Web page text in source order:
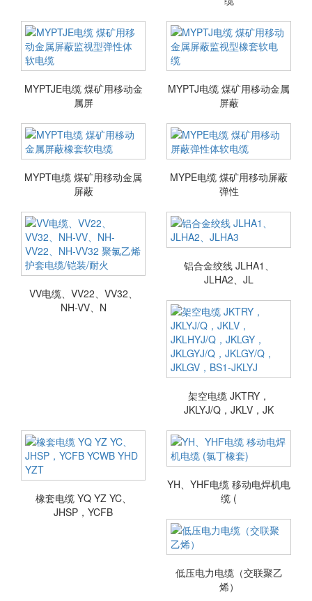
MYPTJE电缆 煤矿用移动金
属屏
MYPTJ电缆 煤矿用移动金属
屏蔽
MYPT电缆 煤矿用移动金属
屏蔽
MYPE电缆 煤矿用移动屏蔽
弹性
VV电缆、VV22、VV32、
NH-VV、N
铝合金绞线 JLHA1、
JLHA2、JL
架空电缆 JKTRY，
JKLYJ/Q，JKLV，JK
橡套电缆 YQ YZ YC、
JHSP，YCFB
YH、YHF电缆 移动电焊机电
缆 (
低压电力电缆（交联聚乙
烯）